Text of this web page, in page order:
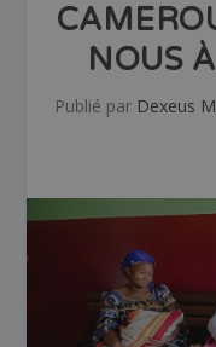
NOUS
Publié par Dexeus